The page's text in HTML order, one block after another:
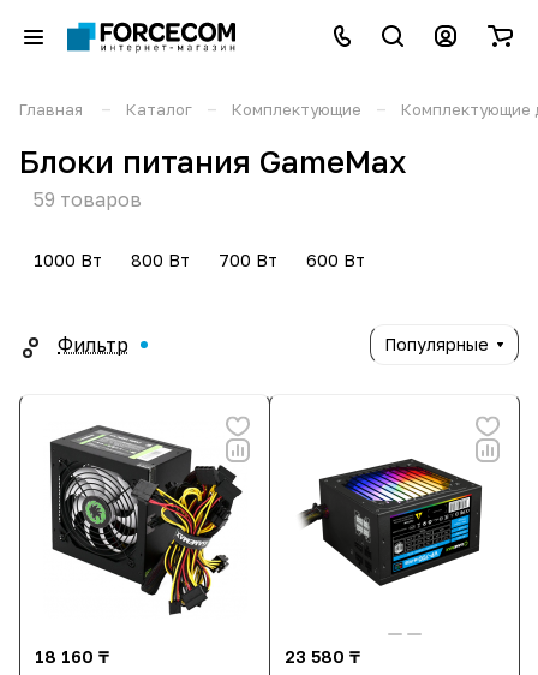
Главная – Каталог – Комплектующие – Комплектующие
Блоки питания GameMax
59 товаров
1000 Вт 800 Вт 700 Вт 600 Вт
Фильтр Популярные
18 160 ₸
23 580 ₸